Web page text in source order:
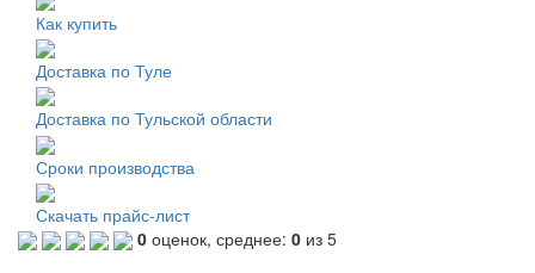
Как купить
Доставка по Туле
Доставка по Тульской области
Сроки производства
Скачать прайс-лист
0 оценок, среднее: 0 из 5